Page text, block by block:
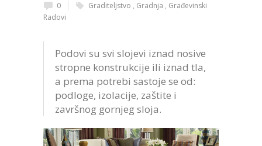
0
Graditeljstvo , Gradnja , Građevinski
Radovi
Podovi su svi slojevi iznad nosive
stropne konstrukcije ili iznad tla,
a prema potrebi sastoje se od:
podloge, izolacije, zaštite i
završnog gornjeg sloja.